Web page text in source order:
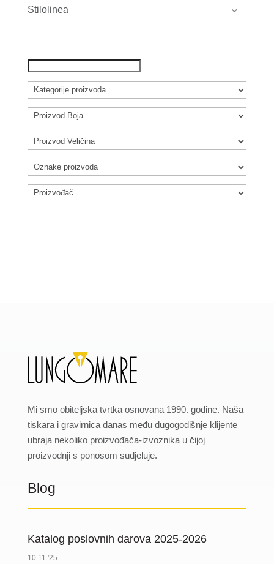
Stilolinea
Mi smo obiteljska tvrtka osnovana 1990. godine. Naša
tiskara i gravirnica danas među dugogodišnje klijente
ubraja nekoliko proizvođača-izvoznika u čijoj
proizvodnji s ponosom sudjeluje.
Blog
Katalog poslovnih darova 2025-2026
10.11.'25.